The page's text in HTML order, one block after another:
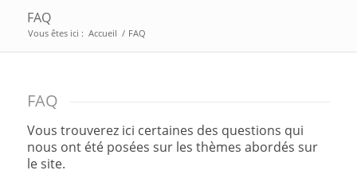
FAQ
Vous êtes ici : Accueil / FAQ
FAQ
Vous trouverez ici certaines des questions qui
nous ont été posées sur les thèmes abordés sur
le site.